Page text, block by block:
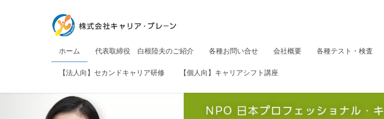
ホーム 代表取締役 白根陸夫のご紹介 各種お問い合せ 会社概要 各種テスト・検査
【法人向】セカンドキャリア研修 【個人向】キャリアシフト講座